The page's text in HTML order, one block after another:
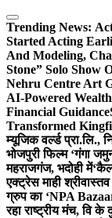
Skip
to
content
Trending News:
Started Acting
And Modeling,
Stone” Solo Show
Nehru Centre Art
AI-Powered
Financial Guidance
Transformed
म्यूजिक वर्ल्ड प्रा.लि.,
भोजपुरी फिल्म ‘गंगा
महराजगंज, भदोही में
एक्ट्रेस माही
ग्रुप का ‘NPA
रहा राष्ट्रीय मंच, वि